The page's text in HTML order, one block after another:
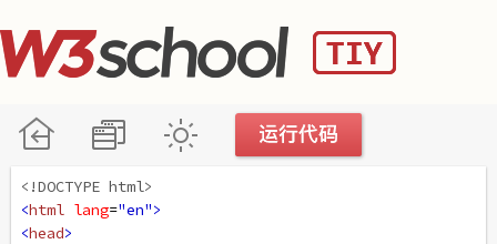
<!DOCTYPE html>
<html lang="en">
<head>